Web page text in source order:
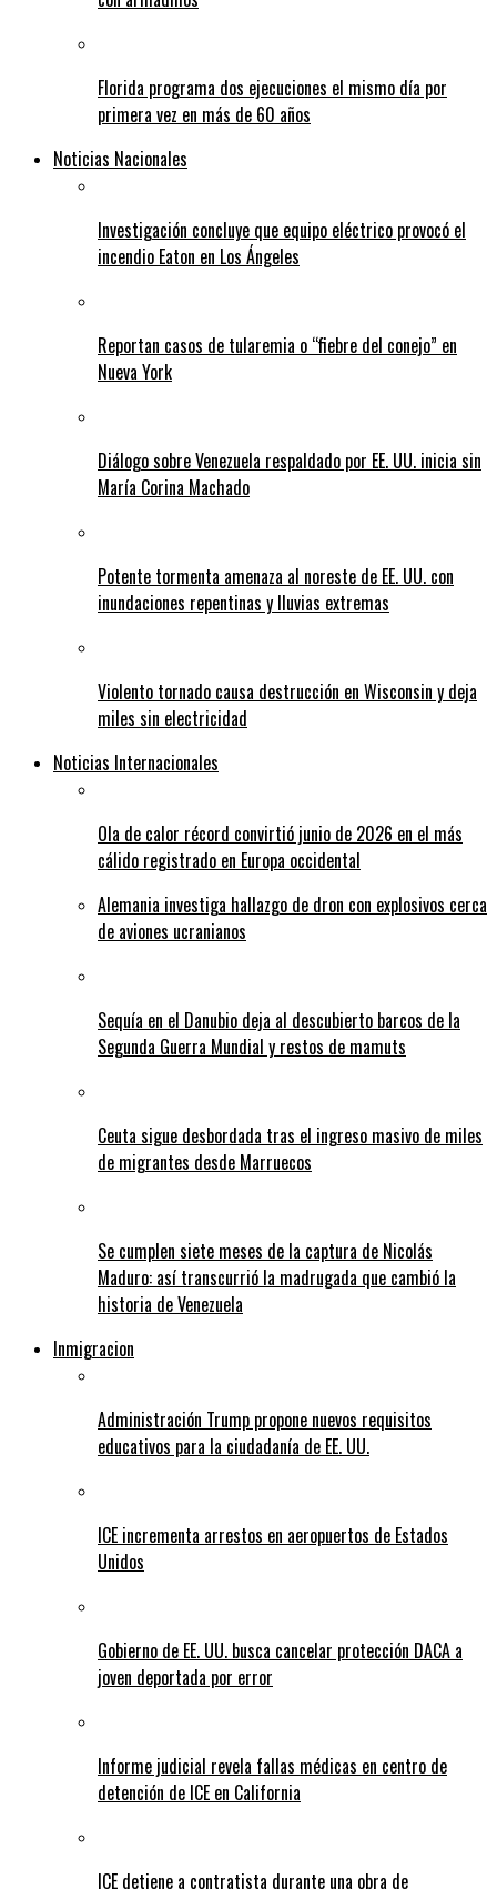
Florida programa dos ejecuciones el mismo día por
primera vez en más de 60 años
Noticias Nacionales
Investigación concluye que equipo eléctrico provocó el
incendio Eaton en Los Ángeles
Reportan casos de tularemia o “fiebre del conejo” en
Nueva York
Diálogo sobre Venezuela respaldado por EE. UU. inicia sin
María Corina Machado
Potente tormenta amenaza al noreste de EE. UU. con
inundaciones repentinas y lluvias extremas
Violento tornado causa destrucción en Wisconsin y deja
miles sin electricidad
Noticias Internacionales
Ola de calor récord convirtió junio de 2026 en el más
cálido registrado en Europa occidental
Alemania investiga hallazgo de dron con explosivos cerca
de aviones ucranianos
Sequía en el Danubio deja al descubierto barcos de la
Segunda Guerra Mundial y restos de mamuts
Ceuta sigue desbordada tras el ingreso masivo de miles
de migrantes desde Marruecos
Se cumplen siete meses de la captura de Nicolás
Maduro: así transcurrió la madrugada que cambió la
historia de Venezuela
Inmigracion
Administración Trump propone nuevos requisitos
educativos para la ciudadanía de EE. UU.
ICE incrementa arrestos en aeropuertos de Estados
Unidos
Gobierno de EE. UU. busca cancelar protección DACA a
joven deportada por error
Informe judicial revela fallas médicas en centro de
detención de ICE en California
ICE detiene a contratista durante una obra de